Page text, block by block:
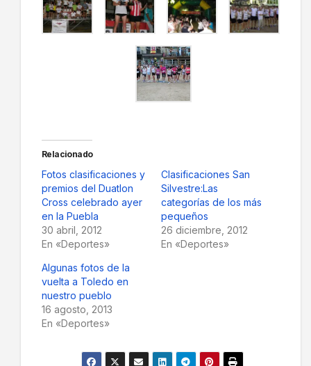
Relacionado
Fotos clasificaciones y
premios del Duatlon
Cross celebrado ayer
en la Puebla
30 abril, 2012
En «Deportes»
Clasificaciones San
Silvestre:Las
categorías de los más
pequeños
26 diciembre, 2012
En «Deportes»
Algunas fotos de la
vuelta a Toledo en
nuestro pueblo
16 agosto, 2013
En «Deportes»